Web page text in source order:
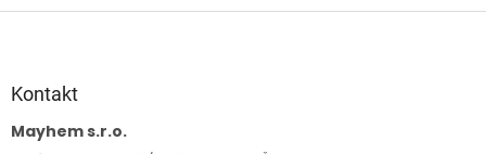
Kontakt
Mayhem s.r.o.